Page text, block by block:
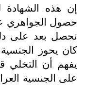
إن هذه الشهادة
حصول الجواهري
نحصل بعد على
كان يحوز الجنسية
يفهم أن
على الجنسية